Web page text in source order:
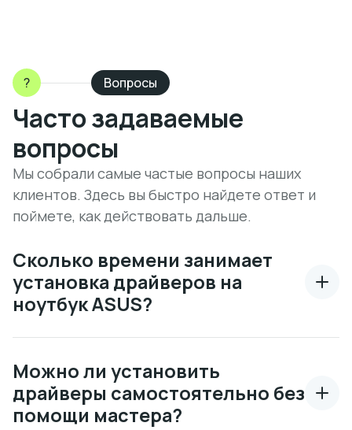
? Вопросы
Часто задаваемые
вопросы
Мы собрали самые частые вопросы наших
клиентов. Здесь вы быстро найдете ответ и
поймете, как действовать дальше.
Сколько времени занимает
установка драйверов на
ноутбук ASUS?
Можно ли установить
драйверы самостоятельно без
помощи мастера?